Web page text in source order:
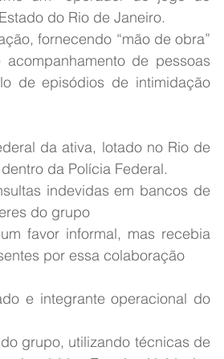
do Rio de Janeiro.
fornecendo “mão de obra”
de pessoas
de episódios de intimidação
da ativa, lotado no Rio de
da Polícia Federal.
indevidas em bancos de
do grupo
favor informal, mas recebia
por essa colaboração
e integrante operacional do
grupo, utilizando técnicas de